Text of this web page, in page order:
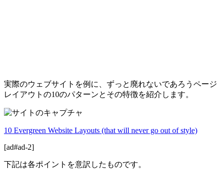
実際のウェブサイトを例に、ずっと廃れないであろうページ
レイアウトの10のパターンとその特徴を紹介します。
10 Evergreen Website Layouts (that will never go out of style)
[ad#ad-2]
下記は各ポイントを意訳したものです。